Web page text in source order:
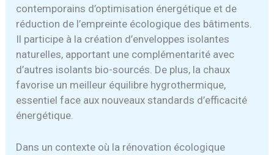
contemporains d’optimisation énergétique et de
réduction de l’empreinte écologique des bâtiments.
Il participe à la création d’enveloppes isolantes
naturelles, apportant une complémentarité avec
d’autres isolants bio-sourcés. De plus, la chaux
favorise un meilleur équilibre hygrothermique,
essentiel face aux nouveaux standards d’efficacité
énergétique.
Dans un contexte où la rénovation écologique